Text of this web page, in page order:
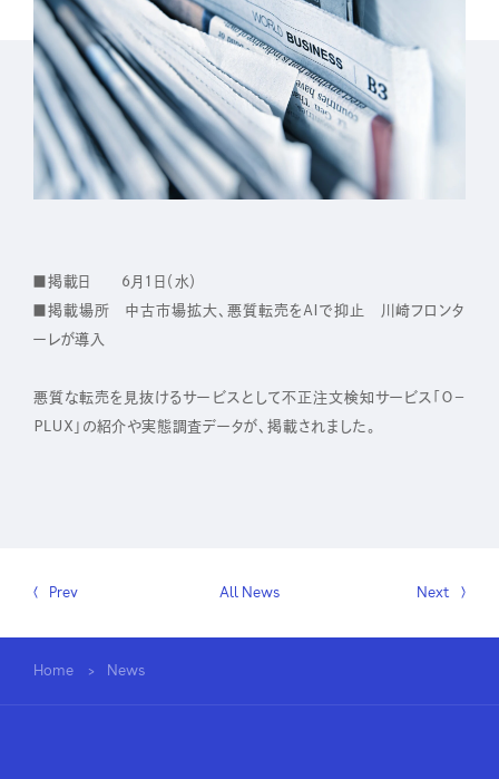
News
Career
IR
業績ハイライト
IRライブラリー
株式について
IRスケジュール
免責事項
■掲載日 6月1日（水）
■掲載場所 中古市場拡大、悪質転売をＡＩで抑止 川崎フロンタ
ーレが導入
悪質な転売を見抜けるサービスとして不正注文検知サービス「Ｏ－
ＰＬＵＸ」の紹介や実態調査データが、掲載されました。
Prev All News Next
Home News